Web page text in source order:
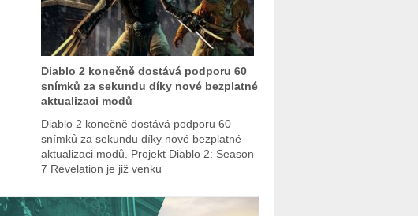
Diablo 2 konečně dostává podporu 60
snímků za sekundu díky nové bezplatné
aktualizaci modů
Diablo 2 konečně dostává podporu 60
snímků za sekundu díky nové bezplatné
aktualizaci modů. Projekt Diablo 2: Season
7 Revelation je již venku